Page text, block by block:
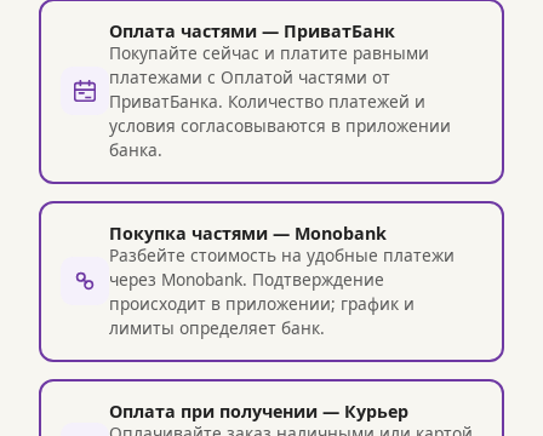
Оплата частями — ПриватБанк
Покупайте сейчас и платите равными
платежами с Оплатой частями от
ПриватБанка. Количество платежей и
условия согласовываются в приложении
банка.
Покупка частями — Monobank
Разбейте стоимость на удобные платежи
через Monobank. Подтверждение
происходит в приложении; график и
лимиты определяет банк.
Оплата при получении — Курьер